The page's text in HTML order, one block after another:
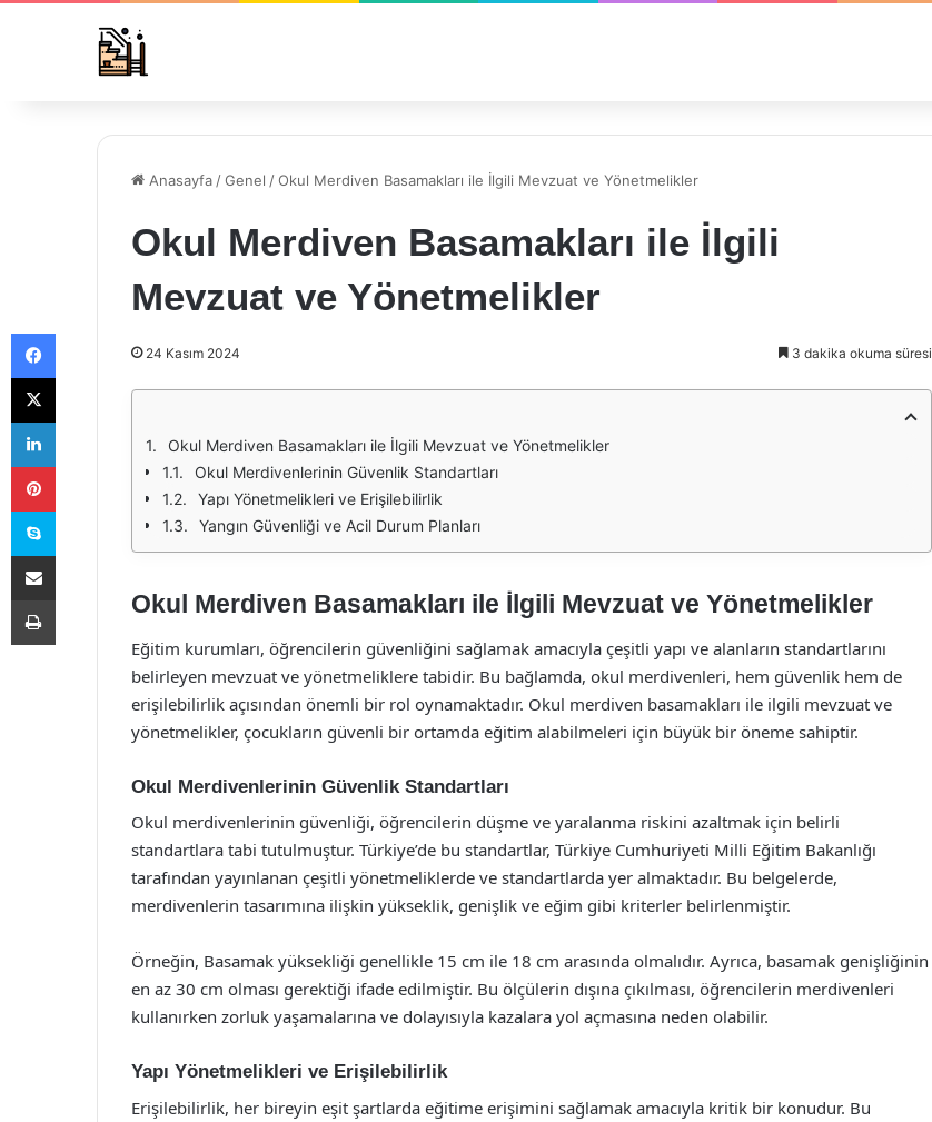
Anasayfa /Genel /Okul Merdiven Basamakları ile İlgili Mevzuat ve Yönetmelikler
Okul Merdiven Basamakları ile İlgili
Mevzuat ve Yönetmelikler
24 Kasım 2024 3 dakika okuma süresi
Okul Merdiven Basamakları ile İlgili Mevzuat ve Yönetmelikler
Okul Merdivenlerinin Güvenlik Standartları
Yapı Yönetmelikleri ve Erişilebilirlik
Yangın Güvenliği ve Acil Durum Planları
Okul Merdiven Basamakları ile İlgili Mevzuat ve Yönetmelikler
Eğitim kurumları, öğrencilerin güvenliğini sağlamak amacıyla çeşitli yapı ve alanların standartlarını
belirleyen mevzuat ve yönetmeliklere tabidir. Bu bağlamda, okul merdivenleri, hem güvenlik hem de
erişilebilirlik açısından önemli bir rol oynamaktadır. Okul merdiven basamakları ile ilgili mevzuat ve
yönetmelikler, çocukların güvenli bir ortamda eğitim alabilmeleri için büyük bir öneme sahiptir.
Okul Merdivenlerinin Güvenlik Standartları
Okul merdivenlerinin güvenliği, öğrencilerin düşme ve yaralanma riskini azaltmak için belirli
standartlara tabi tutulmuştur. Türkiye’de bu standartlar, Türkiye Cumhuriyeti Milli Eğitim Bakanlığı
tarafından yayınlanan çeşitli yönetmeliklerde ve standartlarda yer almaktadır. Bu belgelerde,
merdivenlerin tasarımına ilişkin yükseklik, genişlik ve eğim gibi kriterler belirlenmiştir.
Örneğin, Basamak yüksekliği genellikle 15 cm ile 18 cm arasında olmalıdır. Ayrıca, basamak genişliğinin
en az 30 cm olması gerektiği ifade edilmiştir. Bu ölçülerin dışına çıkılması, öğrencilerin merdivenleri
kullanırken zorluk yaşamalarına ve dolayısıyla kazalara yol açmasına neden olabilir.
Yapı Yönetmelikleri ve Erişilebilirlik
Erişilebilirlik, her bireyin eşit şartlarda eğitime erişimini sağlamak amacıyla kritik bir konudur. Bu
Facebook
X
LinkedIn
Pinterest
Skype
E-Posta ile paylaş